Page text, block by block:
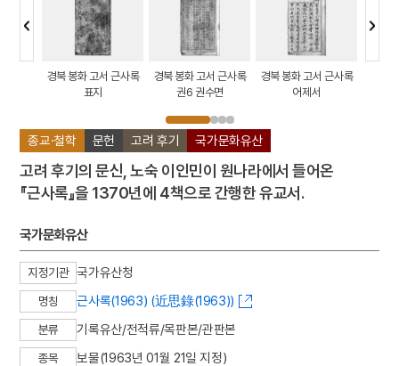
종교·철학 문헌 고려 후기 국가문화유산
고려 후기의 문신, 노숙 이인민이 원나라에서 들어온
『근사록』을 1370년에 4책으로 간행한 유교서.
국가문화유산
지정기관 국가유산청
명칭 근사록(1963) (近思錄(1963))
분류 기록유산/전적류/목판본/관판본
종목 보물(1963년 01월 21일 지정)
경북 봉화 고서 근사록
표지
경북 봉화 고서 근사록
권6 권수면
경북 봉화 고서 근사록
어제서